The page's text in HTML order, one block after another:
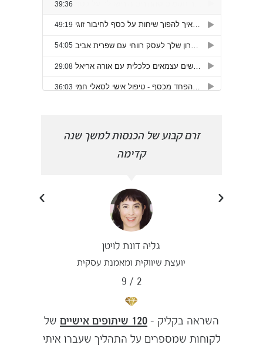
זרם קבוע של הכנסות למשך שנה
קדימה
גליה דונת לויטן
יועצת שיווקית ומאמנת עסקית
2
/
9
השראה בקליק – 120 שיתופים אישיים
של
לקוחות שמספרים על התהליך שעברו איתי